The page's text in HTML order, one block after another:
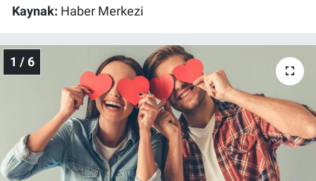
Kaynak: Haber Merkezi
1 / 6
Gün Ortası
Gündem Özel
Günün görüntüsü
Haber
İlan